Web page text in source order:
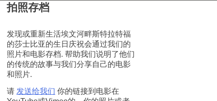
拍照存档
发现或重新生活埃文河畔斯特拉特福
的莎士比亚的生日庆祝会通过我们的
照片和电影存档. 帮助我们说明了他们
的传统的故事与我们分享自己的电影
和照片.
请 发送给我们 你的链接到电影在